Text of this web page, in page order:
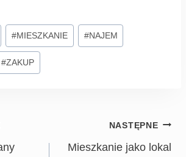
#MIESZKANIE #NAJEM
#ZAKUP
NASTĘPNE
Mieszkanie jako lokal